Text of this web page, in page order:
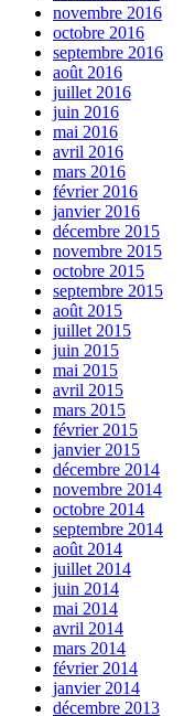
novembre 2016
octobre 2016
septembre 2016
août 2016
juillet 2016
juin 2016
mai 2016
avril 2016
mars 2016
février 2016
janvier 2016
décembre 2015
novembre 2015
octobre 2015
septembre 2015
août 2015
juillet 2015
juin 2015
mai 2015
avril 2015
mars 2015
février 2015
janvier 2015
décembre 2014
novembre 2014
octobre 2014
septembre 2014
août 2014
juillet 2014
juin 2014
mai 2014
avril 2014
mars 2014
février 2014
janvier 2014
décembre 2013